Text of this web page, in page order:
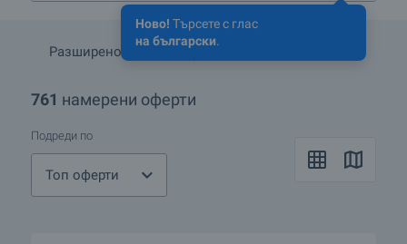
Ново! Търсете с глас
на български.
Разширено търсене
761 намерени оферти
Подреди по
Топ оферти